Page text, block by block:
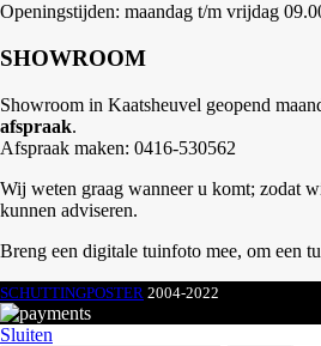
Openingstijden: maandag t/m vrijdag
SHOWROOM
Showroom in Kaatsheuvel geopend
afspraak.
Afspraak maken: 0416-530562
Wij weten graag wanneer u komt; zodat
kunnen adviseren.
Breng een digitale tuinfoto mee, om een
SCHUTTINGPOSTER 2004-2022
Sluiten